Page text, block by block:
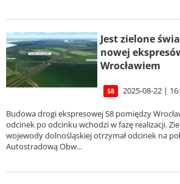
Jest zielone
nowej
Wrocławiem
S8 2025-08-22 |
Budowa drogi ekspresowej S8 pomiędzy
odcinek po odcinku wchodzi w fazę realizacji.
wojewody dolnośląskiej otrzymał odcinek na
Autostradową Obw...